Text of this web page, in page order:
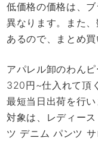
低価格の価格は、
異なります。また
あるので、まとめ
アパレル卸のわん
320円~仕入れて頂
最短当日出荷を行
対象は、レディー
ツ デニム パンツ